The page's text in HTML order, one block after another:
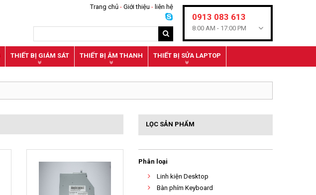
0913 083 613
8:00 AM - 17:00 PM
Trang chủ - Giới thiệu - liên hệ
THIẾT BỊ GIÁM SÁT THIẾT BỊ ÂM THANH THIẾT BỊ SỬA LAPTOP
LỌC SẢN PHẨM
Phân loại
Linh kiện Desktop
Bàn phím Keyboard